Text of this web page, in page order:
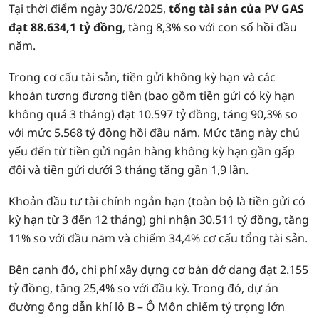
Tại thời điểm ngày 30/6/2025, tổng tài sản của PV GAS
đạt 88.634,1 tỷ đồng, tăng 8,3% so với con số hồi đầu
năm.
Trong cơ cấu tài sản, tiền gửi không kỳ hạn và các
khoản tương đương tiền (bao gồm tiền gửi có kỳ hạn
không quá 3 tháng) đạt 10.597 tỷ đồng, tăng 90,3% so
với mức 5.568 tỷ đồng hồi đầu năm. Mức tăng này chủ
yếu đến từ tiền gửi ngân hàng không kỳ hạn gần gấp
đôi và tiền gửi dưới 3 tháng tăng gần 1,9 lần.
Khoản đầu tư tài chính ngắn hạn (toàn bộ là tiền gửi có
kỳ hạn từ 3 đến 12 tháng) ghi nhận 30.511 tỷ đồng, tăng
11% so với đầu năm và chiếm 34,4% cơ cấu tổng tài sản.
Bên cạnh đó, chi phí xây dựng cơ bản dở dang đạt 2.155
tỷ đồng, tăng 25,4% so với đầu kỳ. Trong đó, dự án
đường ống dẫn khí lô B – Ô Môn chiếm tỷ trọng lớn